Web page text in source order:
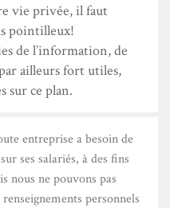
vie privée, il faut
pointilleux!
de l’information, de
ailleurs fort utiles,
sur ce plan.
entreprise a besoin de
ses salariés, à des fins
nous ne pouvons pas
personnels